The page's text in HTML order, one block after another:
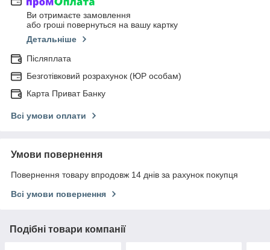
Ви отримаєте замовлення
або гроші повернуться на вашу картку
Детальніше
Післяплата
Безготівковий розрахунок (ЮР особам)
Карта Приват Банку
Всі умови оплати
Умови повернення
Повернення товару впродовж 14 днів за рахунок покупця
Всі умови повернення
Подібні товари компанії